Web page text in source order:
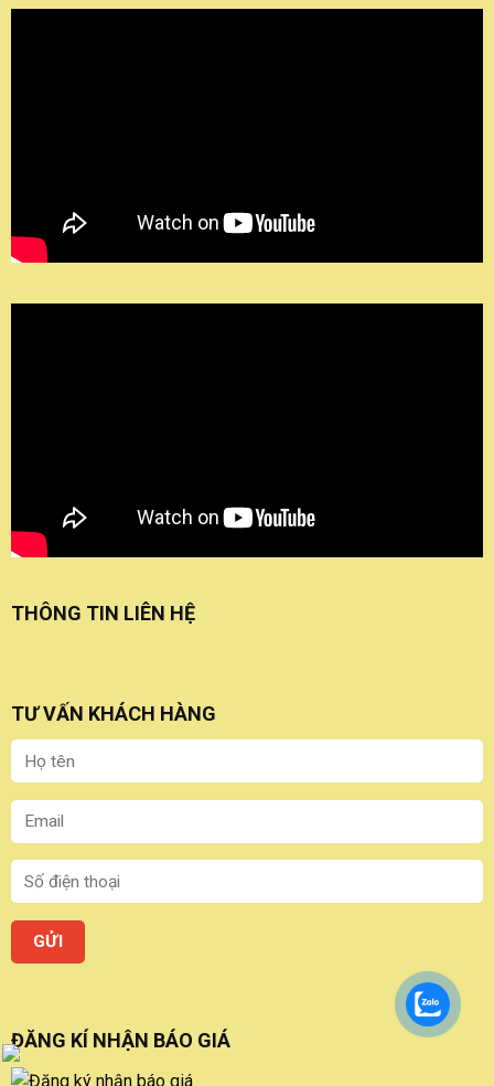
THÔNG TIN LIÊN HỆ
TƯ VẤN KHÁCH HÀNG
ĐĂNG KÍ NHẬN BÁO GIÁ